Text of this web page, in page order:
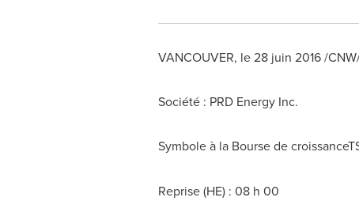
VANCOUVER, le 28 juin 2016 /
Société : PRD Energy Inc.
Symbole à la Bourse de
Reprise (HE) : 08 h 00